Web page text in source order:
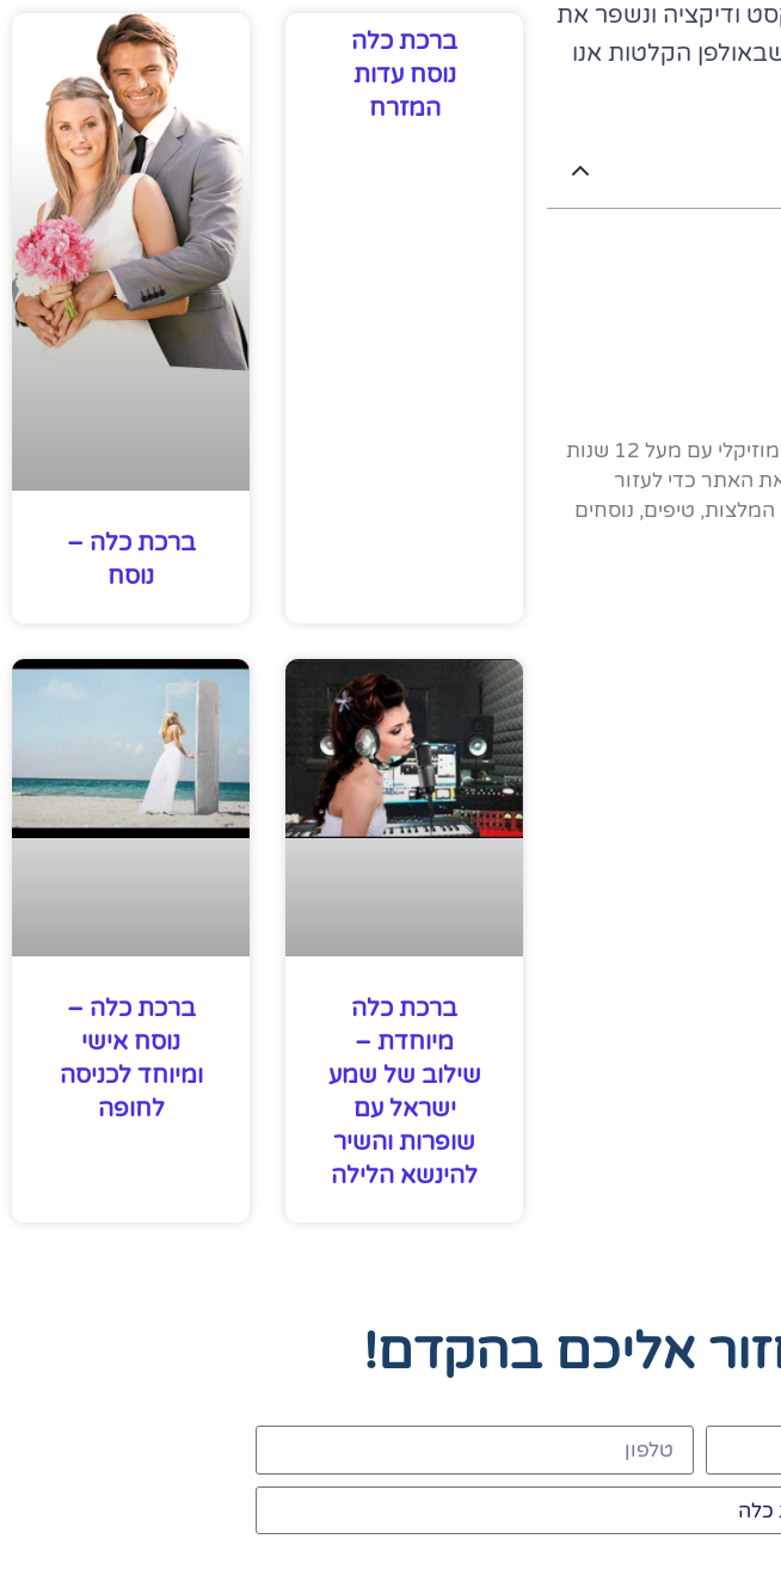
ודיקציה ונשפר את
הקלטות אנו
אתר הבית של ברכות הכלה - כל מה שצריך לדעת במקום אחד! לירון המפיק המוזיקלי עם מעל 12 שנות
האתר כדי לעזור
טיפים, נוסחים
ברכת כלה
נוסח עדות
המזרח
ברכת כלה –
נוסח
ברכת כלה
מיוחדת –
שילוב של שמע
ישראל עם
שופרות והשיר
להינשא הלילה
ברכת כלה –
נוסח אישי
ומיוחד לכניסה
לחופה
אליכם בהקדם!